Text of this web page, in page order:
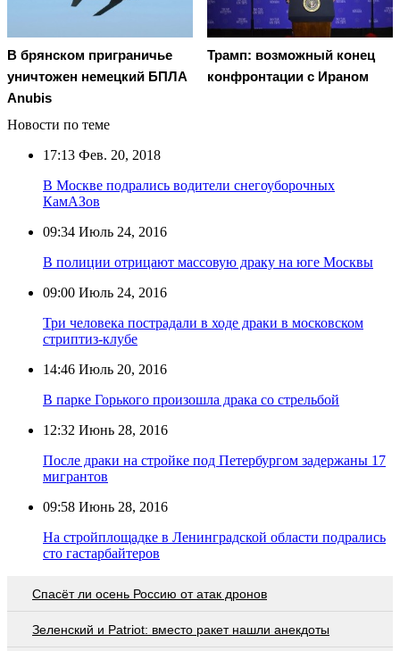
В брянском приграничье
уничтожен немецкий БПЛА
Anubis
Трамп: возможный конец
конфронтации с Ираном
Новости по теме
17:13 Фев. 20, 2018
В Москве подрались водители снегоуборочных
КамАЗов
09:34 Июль 24, 2016
В полиции отрицают массовую драку на юге Москвы
09:00 Июль 24, 2016
Три человека пострадали в ходе драки в московском
стриптиз-клубе
14:46 Июль 20, 2016
В парке Горького произошла драка со стрельбой
12:32 Июнь 28, 2016
После драки на стройке под Петербургом задержаны 17
мигрантов
09:58 Июнь 28, 2016
На стройплощадке в Ленинградской области подрались
сто гастарбайтеров
Спасёт ли осень Россию от атак дронов
Зеленский и Patriot: вместо ракет нашли анекдоты